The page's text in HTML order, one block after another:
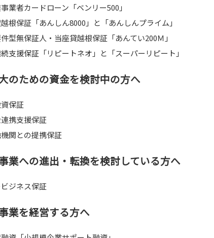
業者カードローン「ベンリー500」
根保証「あんしん8000」と「あんしんプライム」
型無保証人・当座貸越根保証「あんてい200Ｍ」
支援保証「リピートネオ」と「スーパーリピート」
のための資金を検討中の方へ
保証
携支援保証
関との提携保証
業への進出・転換を検討している方へ
ジネス保証
業を経営する方へ